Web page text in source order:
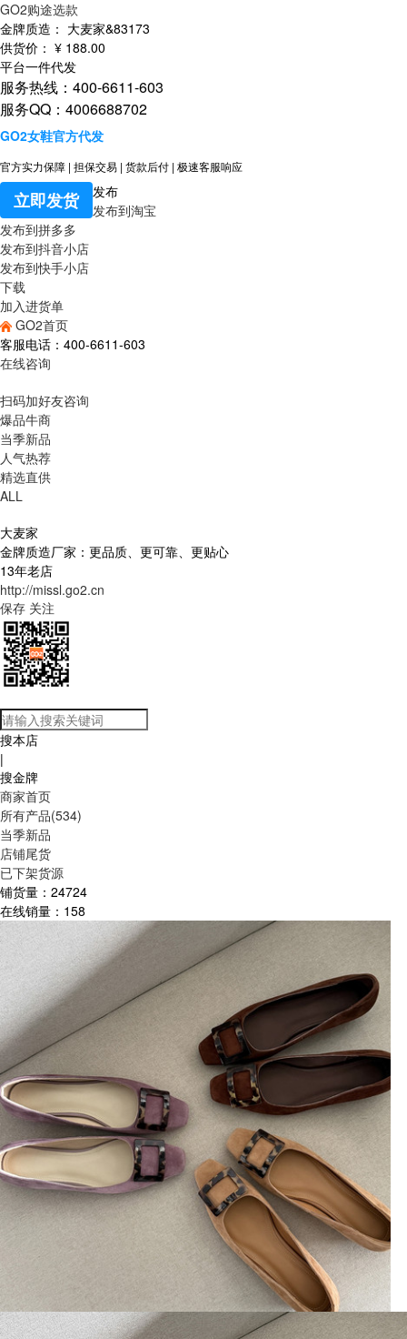
GO2购途选款
金牌质造： 大麦家&83173
供货价： ¥ 188.00
平台一件代发
服务热线：400-6611-603
服务QQ：4006688702
GO2女鞋官方代发
官方实力保障 | 担保交易 | 货款后付 | 极速客服响应
立即发货
发布
发布到淘宝
发布到拼多多
发布到抖音小店
发布到快手小店
下载
加入进货单
GO2首页
客服电话：400-6611-603
在线咨询
扫码加好友咨询
爆品牛商
当季新品
人气热荐
精选直供
ALL
大麦家
金牌质造厂家：更品质、更可靠、更贴心
13年老店
http://missl.go2.cn
保存 关注
搜本店
|
搜金牌
商家首页
所有产品(534)
当季新品
店铺尾货
已下架货源
铺货量： 24724
在线销量： 158